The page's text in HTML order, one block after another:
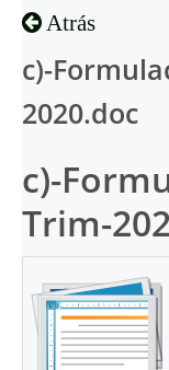
Atrás
c)-
2020.doc
c)-
Trim-